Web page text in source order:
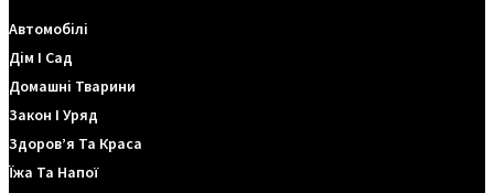
Автомобілі
Дім І Сад
Домашні Тварини
Закон І Уряд
Здоров’я Та Краса
Їжа Та Напої